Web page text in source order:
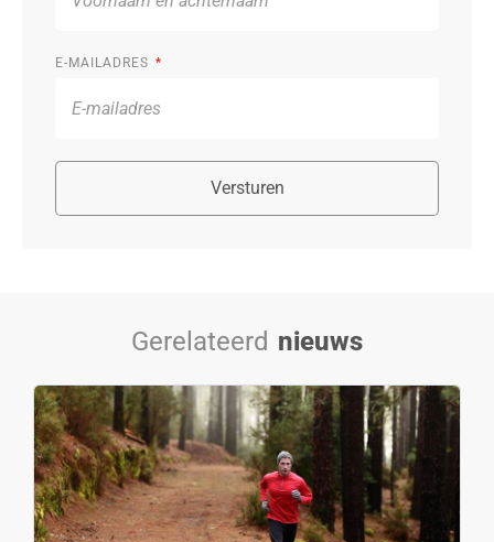
E-MAILADRES
Versturen
Gerelateerd nieuws